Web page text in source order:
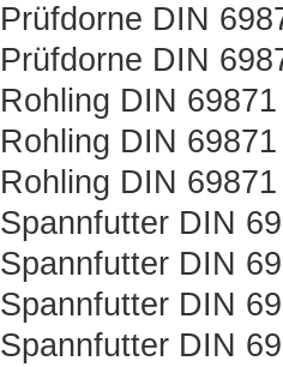
Prüfdorne DIN
Prüfdorne DIN
Rohling DIN 69871
Rohling DIN
Rohling DIN
Spannfutter DIN
Spannfutter DIN
Spannfutter DIN
Spannfutter DIN